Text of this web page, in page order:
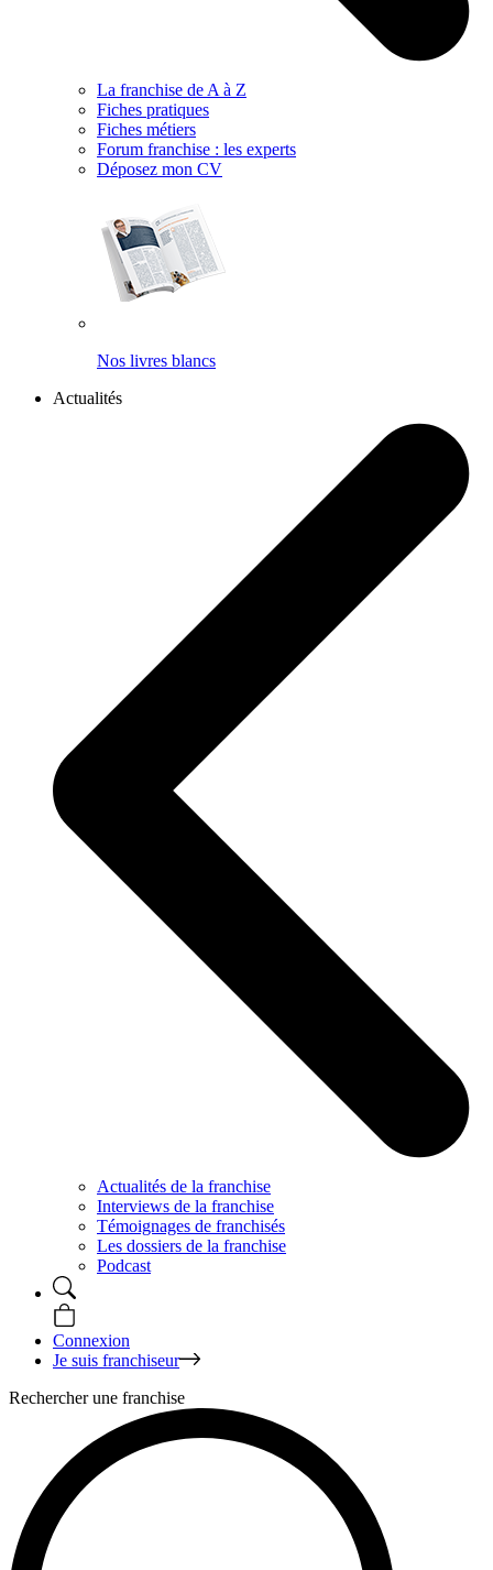
La franchise de A à Z
Fiches pratiques
Fiches métiers
Forum franchise : les experts
Déposez mon CV
Nos livres blancs
Actualités
Actualités de la franchise
Interviews de la franchise
Témoignages de franchisés
Les dossiers de la franchise
Podcast
Connexion
Je suis franchiseur
Rechercher une franchise